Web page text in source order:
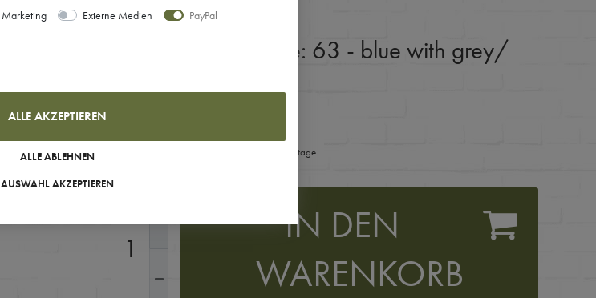
Farbe: 63 - blue with grey/
Größe: S
Sofort versandfertig, Lieferzeit 1-3 Werktage
IN DEN
WARENKORB
Marketing Externe Medien
PayPal
ALLE AKZEPTIEREN
ALLE ABLEHNEN
AUSWAHL AKZEPTIEREN